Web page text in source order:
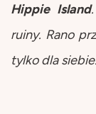
Hippie Island
ruiny. Rano
tylko dla siebie.